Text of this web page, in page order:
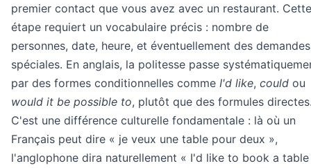
premier contact que vous avez avec un restaurant. Cette
étape requiert un vocabulaire précis : nombre de
personnes, date, heure, et éventuellement des demandes
spéciales. En anglais, la politesse passe
par des formes conditionnelles comme I'd like, could ou
would it be possible to, plutôt que des formules
C'est une différence culturelle fondamentale : là où un
Français peut dire « je veux une table pour deux »,
l'anglophone dira naturellement « I'd like to book a table